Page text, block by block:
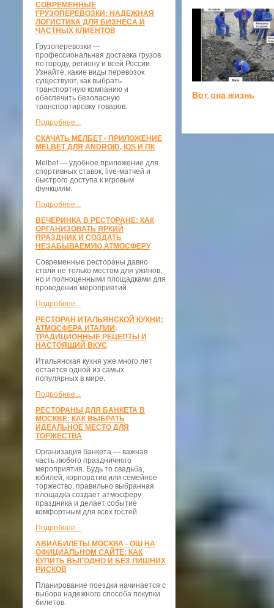
СОВРЕМЕННЫЕ
ГРУЗОПЕРЕВОЗКИ: НАДЕЖНАЯ
ЛОГИСТИКА ДЛЯ БИЗНЕСА И
ЧАСТНЫХ КЛИЕНТОВ
Грузоперевозки —
профессиональная доставка грузов
по городу, региону и всей России.
Узнайте, какие виды перевозок
существуют, как выбрать
транспортную компанию и
обеспечить безопасную
транспортировку товаров.
Подробнее...
СКАЧАТЬ МЕЛБЕТ - ПРИЛОЖЕНИЕ
MELBET ДЛЯ ANDROID, IOS И ПК
Melbet — удобное приложение для
спортивных ставок, live-матчей и
быстрого доступа к игровым
функциям.
Подробнее...
ВЕЧЕРИНКА В РЕСТОРАНЕ: КАК
ОРГАНИЗОВАТЬ ЯРКИЙ
ПРАЗДНИК И СОЗДАТЬ
НЕЗАБЫВАЕМУЮ АТМОСФЕРУ
Современные рестораны давно
стали не только местом для ужинов,
но и полноценными площадками для
проведения мероприятий
Подробнее...
РЕСТОРАН ИТАЛЬЯНСКОЙ КУХНИ:
АТМОСФЕРА ИТАЛИИ,
ТРАДИЦИОННЫЕ РЕЦЕПТЫ И
НАСТОЯЩИЙ ВКУС
Итальянская кухня уже много лет
остается одной из самых
популярных в мире.
Подробнее...
РЕСТОРАНЫ ДЛЯ БАНКЕТА В
МОСКВЕ: КАК ВЫБРАТЬ
ИДЕАЛЬНОЕ МЕСТО ДЛЯ
ТОРЖЕСТВА
Организация банкета — важная
часть любого праздничного
мероприятия. Будь то свадьба,
юбилей, корпоратив или семейное
торжество, правильно выбранная
площадка создает атмосферу
праздника и делает событие
комфортным для всех гостей
Подробнее...
АВИАБИЛЕТЫ МОСКВА - ОШ НА
ОФИЦИАЛЬНОМ САЙТЕ: КАК
КУПИТЬ ВЫГОДНО И БЕЗ ЛИШНИХ
РИСКОВ
Планирование поездки начинается с
выбора надежного способа покупки
билетов.
Вот она жизнь